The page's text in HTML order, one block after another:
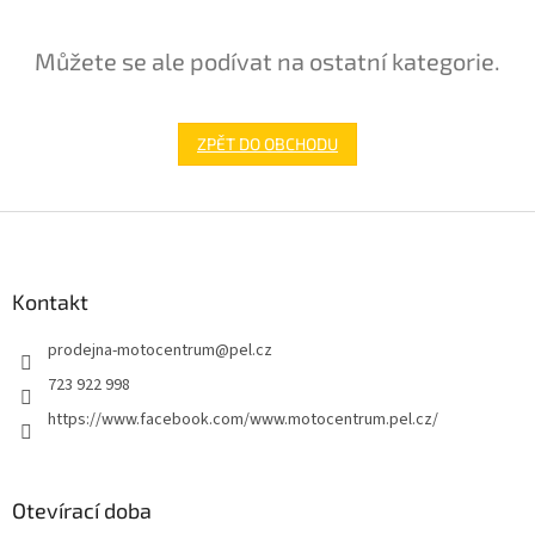
Můžete se ale podívat na ostatní kategorie.
ZPĚT DO OBCHODU
Kontakt
prodejna-motocentrum@pel.cz
723 922 998
https://www.facebook.com/www.motocentrum.pel.cz/
Otevírací doba